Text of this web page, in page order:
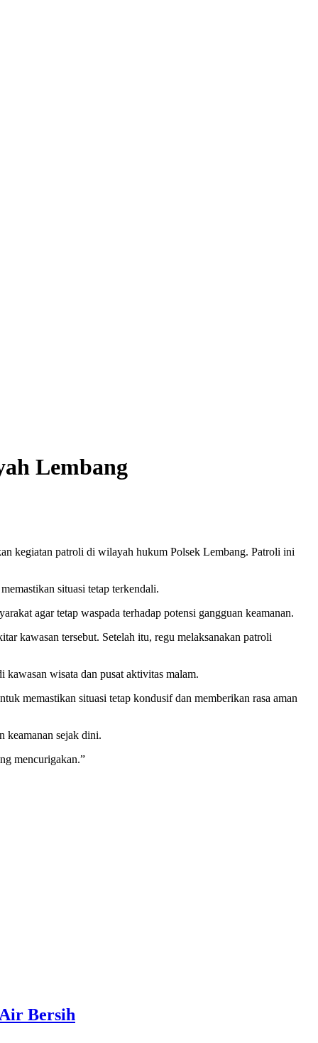
Lembang
kegiatan patroli di wilayah hukum Polsek Lembang. Patroli ini
situasi tetap terkendali.
agar tetap waspada terhadap potensi gangguan keamanan.
kawasan tersebut. Setelah itu, regu melaksanakan patroli
kawasan wisata dan pusat aktivitas malam.
memastikan situasi tetap kondusif dan memberikan rasa aman
keamanan sejak dini.
mencurigakan.”
Bersih